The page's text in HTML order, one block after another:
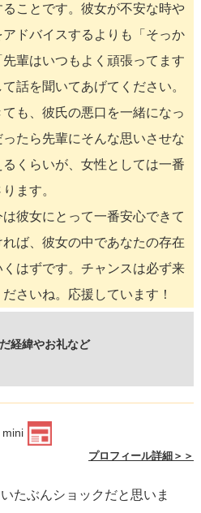
ことです。彼女が不安な時や
ドバイスするよりも「そっか
輩はいつもよく頑張ってます
話を聞いてあげてください。
も、彼氏の悪口を一緒になっ
たら先輩にそんな思いさせな
くらいが、女性としては一番
ます。
彼女にとって一番安心できて
ば、彼女の中であなたの存在
はずです。チャンスは必ず来
さいね。応援しています！
経緯やお礼など
mini
プロフィール詳細＞＞
たぶんショックだと思いま